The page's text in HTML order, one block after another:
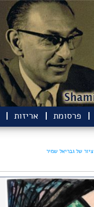
פרסומת אריזות
ציור של גבריאל שמיר